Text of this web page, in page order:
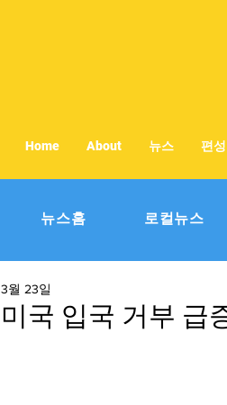
Home About 뉴스 편
뉴스홈 로컬뉴스
미국 입국 거부 급
3월 23일